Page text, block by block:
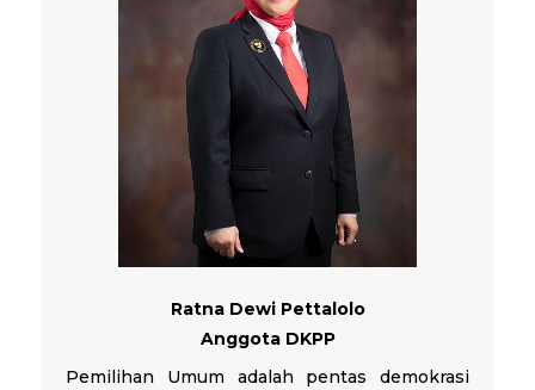
Ratna Dewi Pettalolo
Anggota DKPP
Pemilihan Umum adalah pentas demokrasi